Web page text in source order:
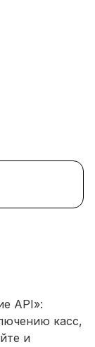
API»:
касс,
и